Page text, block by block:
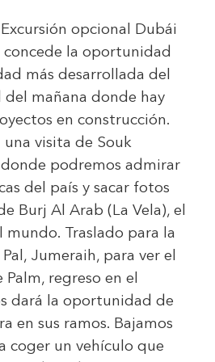
opcional Dubái
la oportunidad
más desarrollada del
mañana donde hay
en construcción.
una visita de Souk
podremos admirar
del país y sacar fotos
Burj Al Arab (La Vela), el
Traslado para la
Jumeraih, para ver el
regreso en el
dará la oportunidad de
en sus ramos. Bajamos
coger un vehículo que